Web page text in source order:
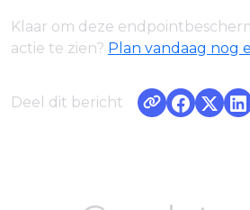
Klaar om deze
actie te zien? Plan vandaag nog
Deel dit bericht